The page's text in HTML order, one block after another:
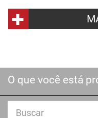
O que você está